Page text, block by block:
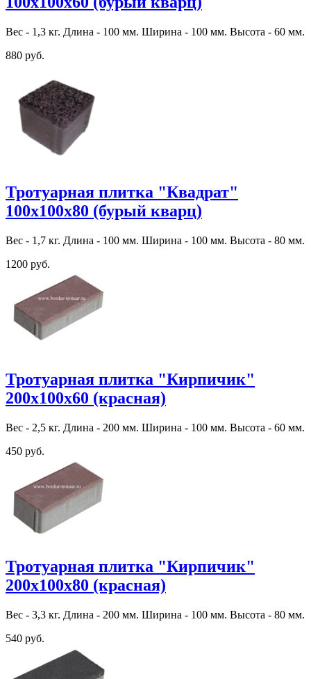
Вес - 1,3 кг. Длина - 100 мм. Ширина - 100 мм. Высота - 60 мм.
880 руб.
Тротуарная плитка "Квадрат"
100х100х80 (бурый кварц)
Вес - 1,7 кг. Длина - 100 мм. Ширина - 100 мм. Высота - 80 мм.
1200 руб.
Тротуарная плитка "Кирпичик"
200х100х60 (красная)
Вес - 2,5 кг. Длина - 200 мм. Ширина - 100 мм. Высота - 60 мм.
450 руб.
Тротуарная плитка "Кирпичик"
200х100х80 (красная)
Вес - 3,3 кг. Длина - 200 мм. Ширина - 100 мм. Высота - 80 мм.
540 руб.